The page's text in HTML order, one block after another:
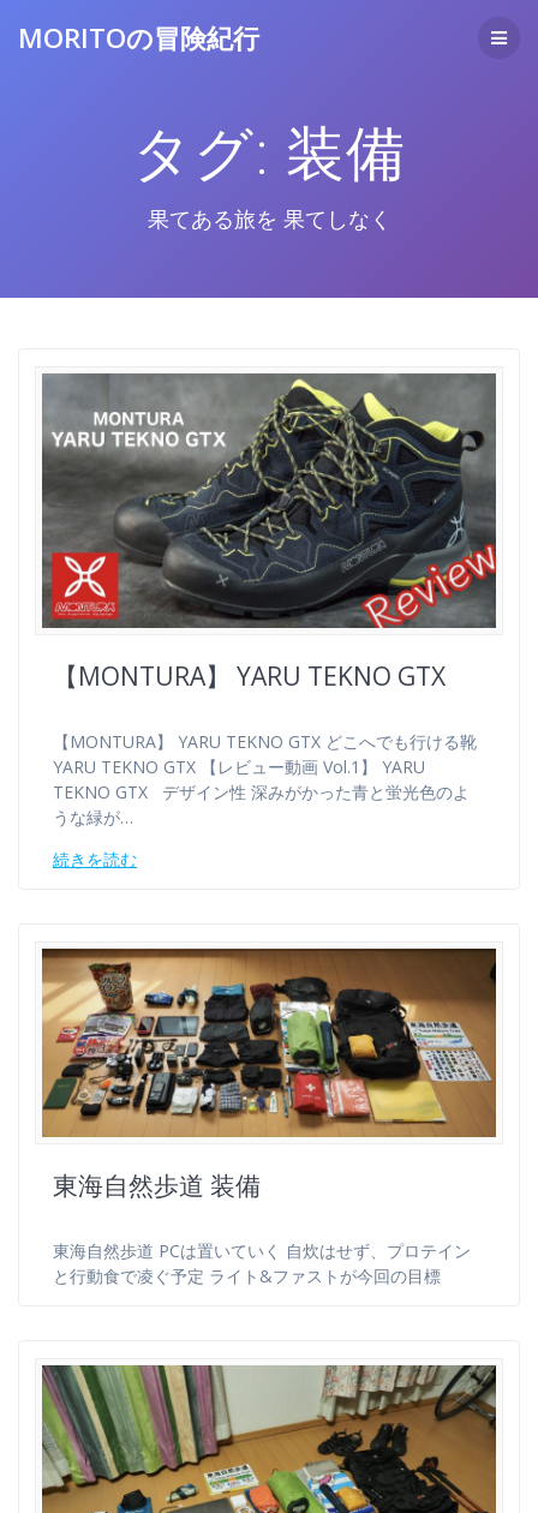
ッ
プ
MORITOの冒険紀行
タグ: 装備
果てある旅を 果てしなく
【MONTURA】 YARU TEKNO GTX
【MONTURA】 YARU TEKNO GTX どこへでも行ける靴
YARU TEKNO GTX 【レビュー動画 Vol.1】 YARU
TEKNO GTX デザイン性 深みがかった青と蛍光色のよ
うな緑が…
続きを読む
東海自然歩道 装備
東海自然歩道 PCは置いていく 自炊はせず、プロテイン
と行動食で凌ぐ予定 ライト&ファストが今回の目標